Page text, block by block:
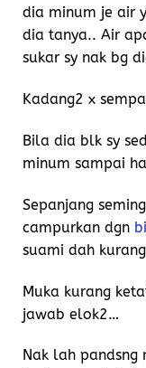
dia minum je air
dia tanya.. Air
sukar sy nak bg
Kadang2 x
Bila dia blk sy
minum sampai
Sepanjang
campurkan dgn
suami dah
Muka kurang
jawab elok2…
Nak lah pandsng